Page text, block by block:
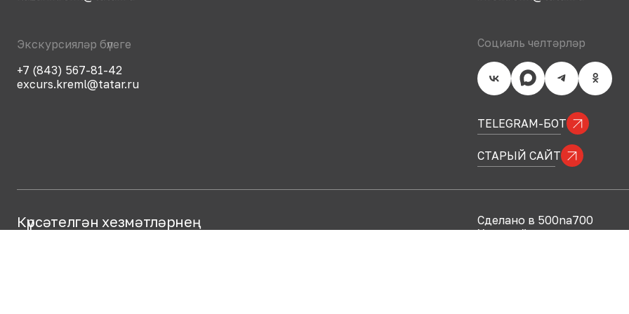
Экскурсияләр бүлеге
+7 (843) 567-81-42
excurs.kreml@tatar.ru
Социаль челтәрләр
TELEGRAM-БОТ
СТАРЫЙ САЙТ
Күрсәтелгән хезмәтләрнең
Сделано в 500na700
Хосусыйлык сәясәте